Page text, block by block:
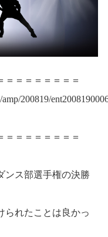
＝＝＝＝＝＝＝＝
200819/
＝＝＝＝＝＝＝＝
ンス部選手権の決勝
られたことは良かっ